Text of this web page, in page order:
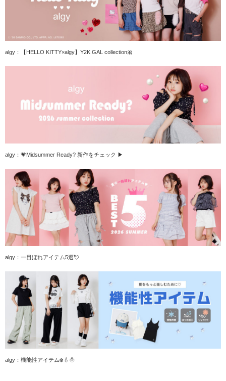
algy：【HELLO KITTY×algy】Y2K GAL collection🎀
algy：💗Midsummer Ready? 新作をチェック ▶
algy：一目ぼれアイテム5選💘
algy：機能性アイテム❄️💧🌞